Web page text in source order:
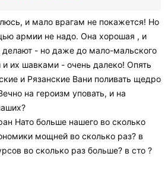
и мало врагам не покажется! Но
армии не надо. Она хорошая , и
делают - но даже до мало-мальского
и их шавками - очень далеко! Опять
и Рязанские Вани поливать щедро
на героизм уповать, и на
Нато больше нашего во сколько
мощней во сколько раз? в
во сколько раз больше? в сто ?